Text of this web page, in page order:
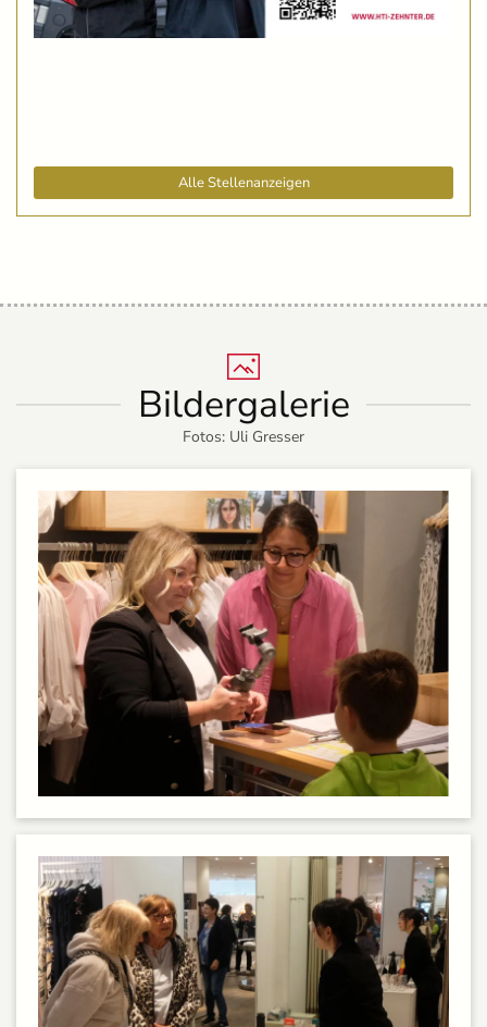
Alle Stellenanzeigen
Bildergalerie
Fotos: Uli Gresser